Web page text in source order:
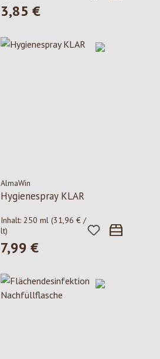
Regulärer Preis:
3,85 €
AlmaWin
Hygienespray KLAR
Inhalt: 250 ml (31,96 € /
lt)
Regulärer Preis:
7,99 €